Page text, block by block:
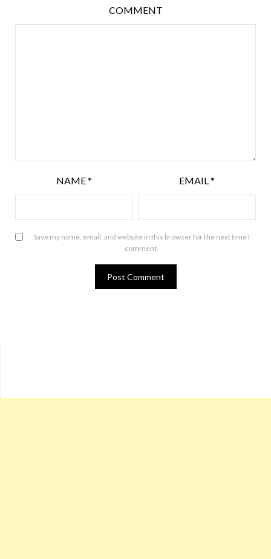
COMMENT
NAME* EMAIL*
Save my name, email, and website in this browser for the next time I
comment.